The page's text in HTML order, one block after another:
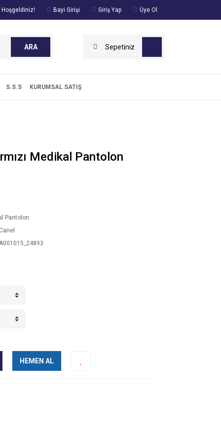
Hoşgeldiniz! Bayi Girişi Giriş Yap Üye Ol
ARA Sepetiniz
S.S.S KURUMSAL SATIŞ
Medikal Pantolon
Pantolon
HEMEN AL